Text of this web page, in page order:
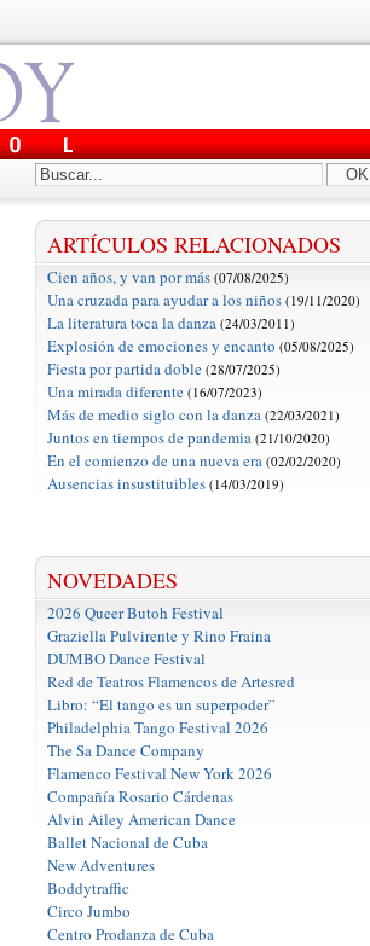
OK
ARTÍCULOS RELACIONADOS
Cien años, y van por más (07/08/2025)
Una cruzada para ayudar a los niños (19/11/2020)
La literatura toca la danza (24/03/2011)
Explosión de emociones y encanto (05/08/2025)
Fiesta por partida doble (28/07/2025)
Una mirada diferente (16/07/2023)
Más de medio siglo con la danza (22/03/2021)
Juntos en tiempos de pandemia (21/10/2020)
En el comienzo de una nueva era (02/02/2020)
Ausencias insustituibles (14/03/2019)
NOVEDADES
2026 Queer Butoh Festival
Graziella Pulvirente y Rino Fraina
DUMBO Dance Festival
Red de Teatros Flamencos de Artesred
Libro: “El tango es un superpoder”
Philadelphia Tango Festival 2026
The Sa Dance Company
Flamenco Festival New York 2026
Compañía Rosario Cárdenas
Alvin Ailey American Dance
Ballet Nacional de Cuba
New Adventures
Boddytraffic
Circo Jumbo
Centro Prodanza de Cuba